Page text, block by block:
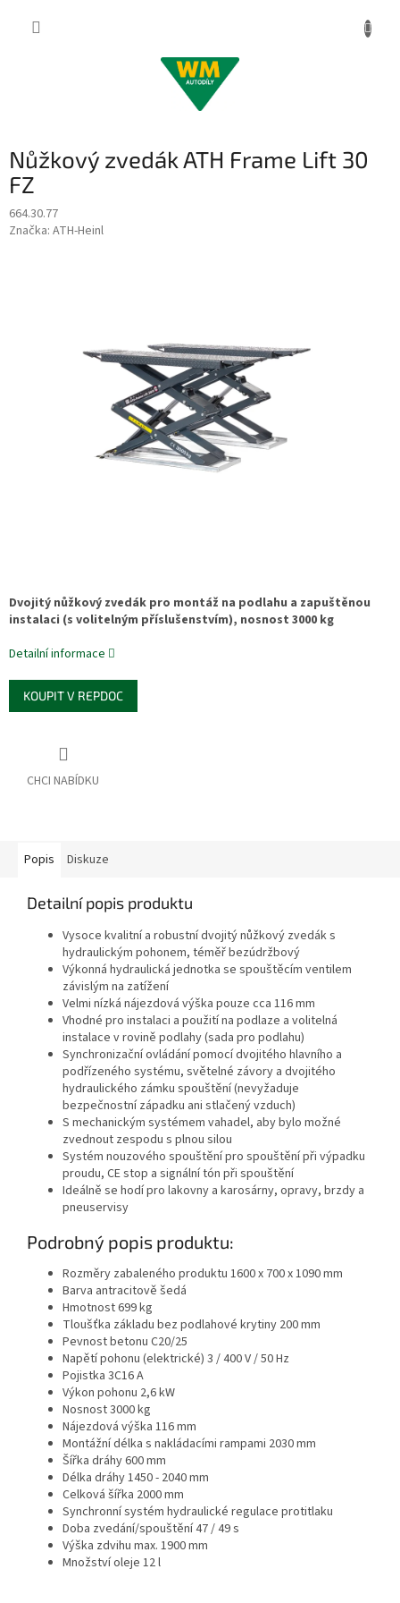
Nůžkový zvedák ATH Frame Lift 30
FZ
664.30.77
Značka: ATH-Heinl
Dvojitý nůžkový zvedák pro montáž na podlahu a zapuštěnou
instalaci (s volitelným příslušenstvím), nosnost 3000 kg
Detailní informace
KOUPIT V REPDOC
Popis Diskuze
Detailní popis produktu
Vysoce kvalitní a robustní dvojitý nůžkový zvedák s
hydraulickým pohonem, téměř bezúdržbový
Výkonná hydraulická jednotka se spouštěcím ventilem
závislým na zatížení
Velmi nízká nájezdová výška pouze cca 116 mm
Vhodné pro instalaci a použití na podlaze a volitelná
instalace v rovině podlahy (sada pro podlahu)
Synchronizační ovládání pomocí dvojitého hlavního a
podřízeného systému, světelné závory a dvojitého
hydraulického zámku spouštění (nevyžaduje
bezpečnostní západku ani stlačený vzduch)
S mechanickým systémem vahadel, aby bylo možné
zvednout zespodu s plnou silou
Systém nouzového spouštění pro spouštění při výpadku
proudu, CE stop a signální tón při spouštění
Ideálně se hodí pro lakovny a karosárny, opravy, brzdy a
pneuservisy
Podrobný popis produktu:
Rozměry zabaleného produktu 1600 x 700 x 1090 mm
Barva antracitově šedá
Hmotnost 699 kg
Tloušťka základu bez podlahové krytiny 200 mm
Pevnost betonu C20/25
Napětí pohonu (elektrické) 3 / 400 V / 50 Hz
Pojistka 3C16 A
Výkon pohonu 2,6 kW
Nosnost 3000 kg
Nájezdová výška 116 mm
Montážní délka s nakládacími rampami 2030 mm
Šířka dráhy 600 mm
Délka dráhy 1450 - 2040 mm
Celková šířka 2000 mm
Synchronní systém hydraulické regulace protitlaku
Doba zvedání/spouštění 47 / 49 s
Výška zdvihu max. 1900 mm
Množství oleje 12 l